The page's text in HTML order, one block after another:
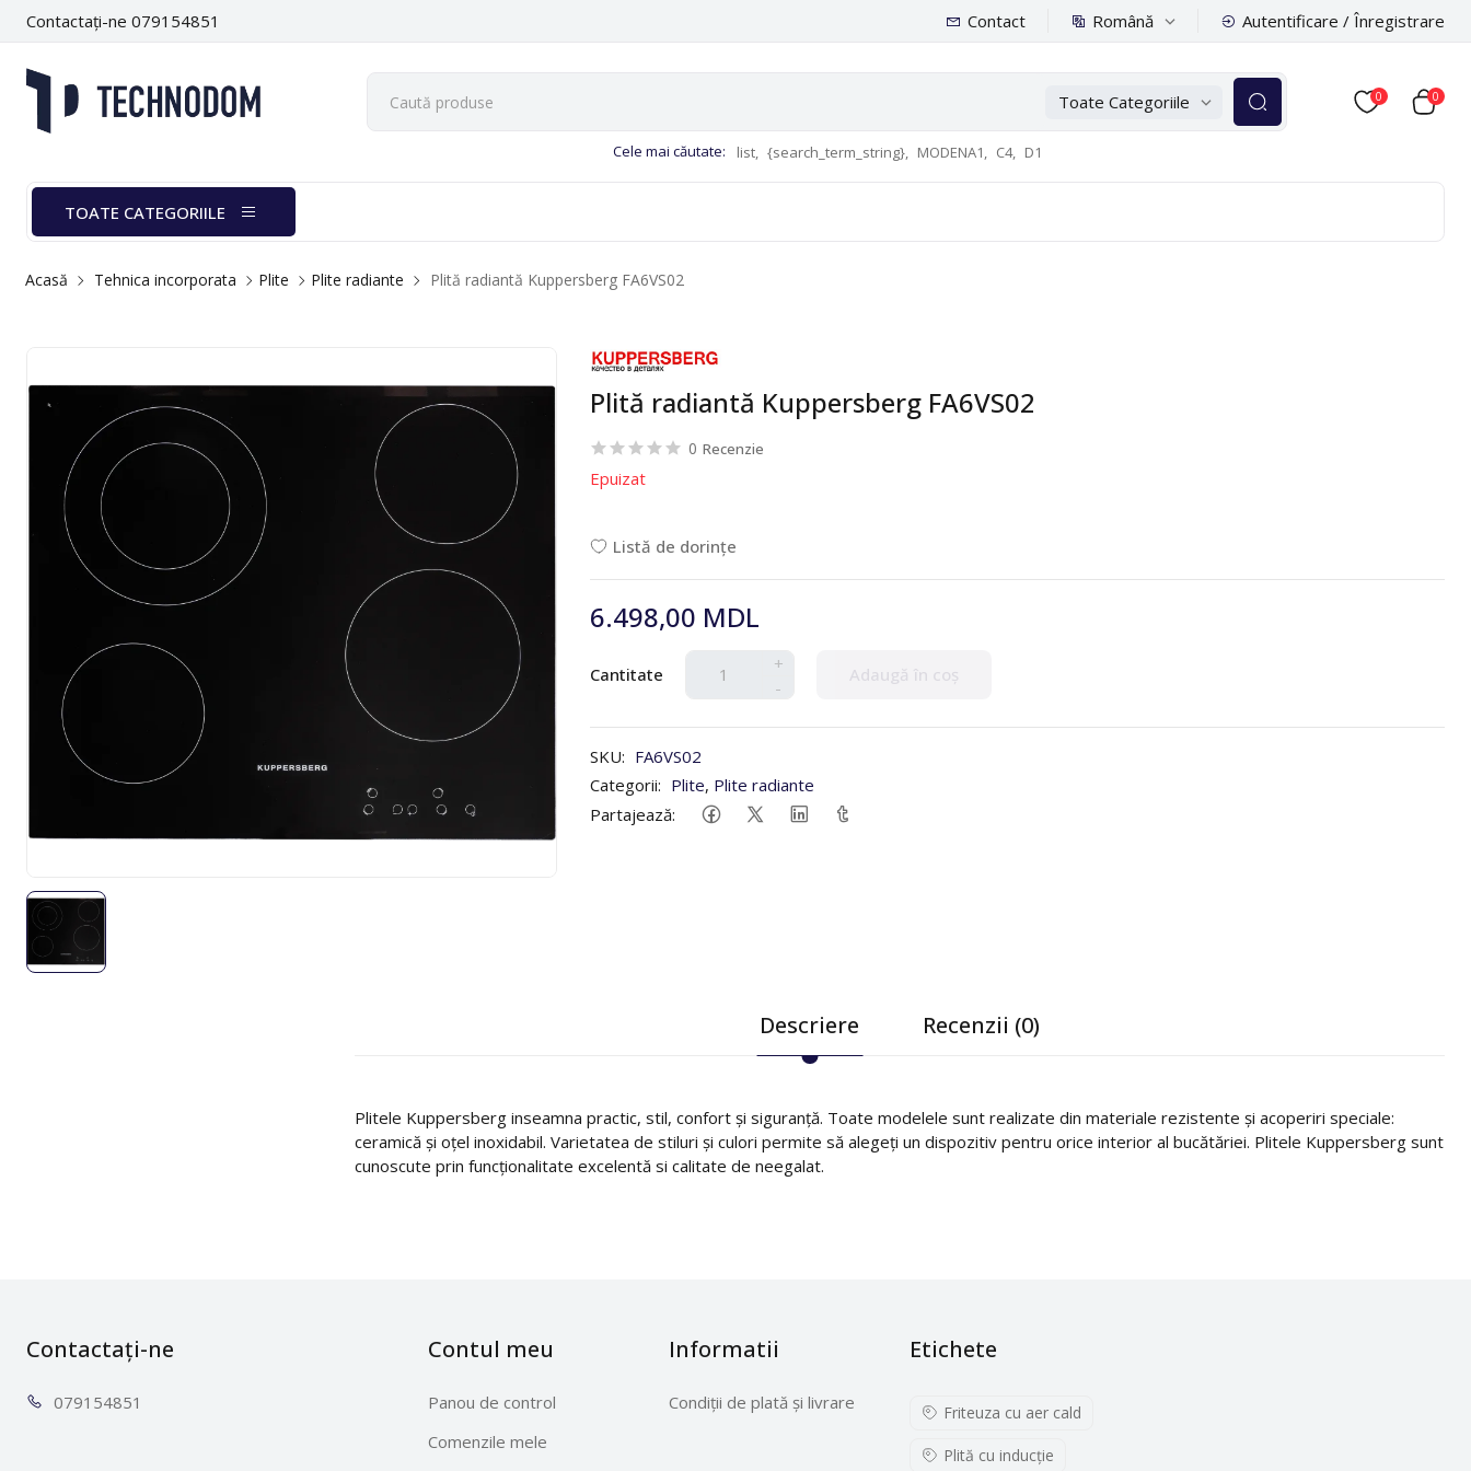
Contactați-ne 079154851 Contact Română Autentificare / Înregistrare
Toate Categoriile
Cele mai căutate: list, {search_term_string}, MODENA1, C4, D1
0 0
TOATE CATEGORIILE
Acasă Tehnica incorporata Plite Plite radiante Plită radiantă Kuppersberg FA6VS02
Plită radiantă Kuppersberg FA6VS02
0 Recenzie
Epuizat
Listă de dorințe
6.498,00 MDL
Cantitate
+
-
Adaugă în coș
SKU: FA6VS02
Categorii: Plite, Plite radiante
Partajează:
Descriere Recenzii (0)
Plitele Kuppersberg inseamna practic, stil, confort și siguranță. Toate modelele sunt realizate din materiale rezistente și acoperiri speciale:
ceramică și oțel inoxidabil. Varietatea de stiluri și culori permite să alegeți un dispozitiv pentru orice interior al bucătăriei. Plitele Kuppersberg sunt
cunoscute prin funcționalitate excelentă si calitate de neegalat.
Contactați-ne
0791 54851
Contul meu
Panou de control
Comenzile mele
Informatii
Condiții de plată și livrare
Etichete
Friteuza cu aer cald
Plită cu inducţie